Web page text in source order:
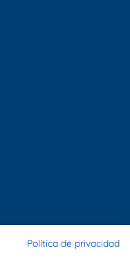
Política de privacidad